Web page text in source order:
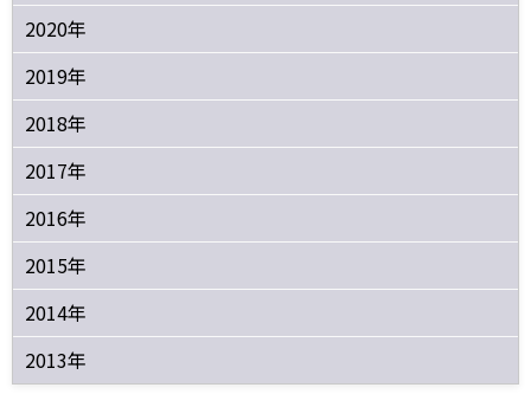
2020年
2019年
2018年
2017年
2016年
2015年
2014年
2013年